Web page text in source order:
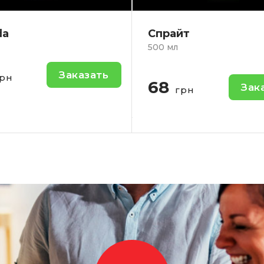
Заказать
- +
Сок Яблочный
1л.
Кол-во: -